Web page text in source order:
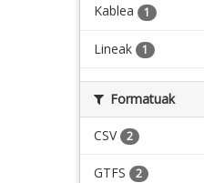
Kablea 1
Lineak 1
Formatuak
CSV 2
GTFS 2